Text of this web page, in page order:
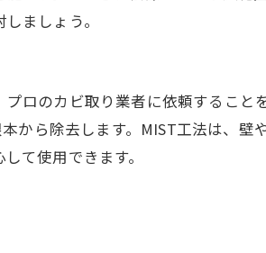
ましょう。
プロのカビ取り業者に依頼すること
から除去します。MIST工法は、壁
て使用できます。